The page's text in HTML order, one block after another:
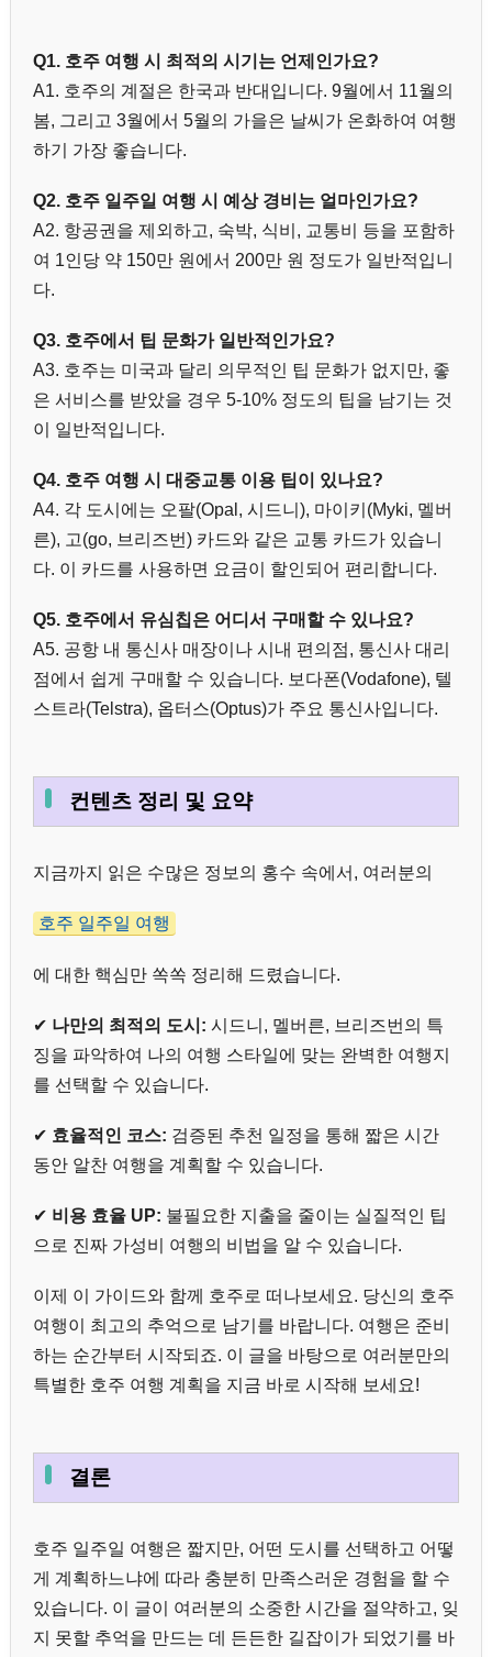
Q1. 호주 여행 시 최적의 시기는 언제인가요?
A1. 호주의 계절은 한국과 반대입니다. 9월에서 11월의
봄, 그리고 3월에서 5월의 가을은 날씨가 온화하여 여행
하기 가장 좋습니다.
Q2. 호주 일주일 여행 시 예상 경비는 얼마인가요?
A2. 항공권을 제외하고, 숙박, 식비, 교통비 등을 포함하
여 1인당 약 150만 원에서 200만 원 정도가 일반적입니
다.
Q3. 호주에서 팁 문화가 일반적인가요?
A3. 호주는 미국과 달리 의무적인 팁 문화가 없지만, 좋
은 서비스를 받았을 경우 5-10% 정도의 팁을 남기는 것
이 일반적입니다.
Q4. 호주 여행 시 대중교통 이용 팁이 있나요?
A4. 각 도시에는 오팔(Opal, 시드니), 마이키(Myki, 멜버
른), 고(go, 브리즈번) 카드와 같은 교통 카드가 있습니
다. 이 카드를 사용하면 요금이 할인되어 편리합니다.
Q5. 호주에서 유심칩은 어디서 구매할 수 있나요?
A5. 공항 내 통신사 매장이나 시내 편의점, 통신사 대리
점에서 쉽게 구매할 수 있습니다. 보다폰(Vodafone), 텔
스트라(Telstra), 옵터스(Optus)가 주요 통신사입니다.
컨텐츠 정리 및 요약
지금까지 읽은 수많은 정보의 홍수 속에서, 여러분의
호주 일주일 여행
에 대한 핵심만 쏙쏙 정리해 드렸습니다.
✔ 나만의 최적의 도시: 시드니, 멜버른, 브리즈번의 특
징을 파악하여 나의 여행 스타일에 맞는 완벽한 여행지
를 선택할 수 있습니다.
✔ 효율적인 코스: 검증된 추천 일정을 통해 짧은 시간
동안 알찬 여행을 계획할 수 있습니다.
✔ 비용 효율 UP: 불필요한 지출을 줄이는 실질적인 팁
으로 진짜 가성비 여행의 비법을 알 수 있습니다.
이제 이 가이드와 함께 호주로 떠나보세요. 당신의 호주
여행이 최고의 추억으로 남기를 바랍니다. 여행은 준비
하는 순간부터 시작되죠. 이 글을 바탕으로 여러분만의
특별한 호주 여행 계획을 지금 바로 시작해 보세요!
결론
호주 일주일 여행은 짧지만, 어떤 도시를 선택하고 어떻
게 계획하느냐에 따라 충분히 만족스러운 경험을 할 수
있습니다. 이 글이 여러분의 소중한 시간을 절약하고, 잊
지 못할 추억을 만드는 데 든든한 길잡이가 되었기를 바